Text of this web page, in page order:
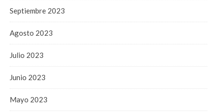
Septiembre 2023
Agosto 2023
Julio 2023
Junio 2023
Mayo 2023